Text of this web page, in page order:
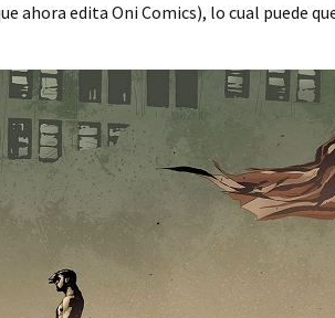
ahora edita Oni Comics), lo cual puede